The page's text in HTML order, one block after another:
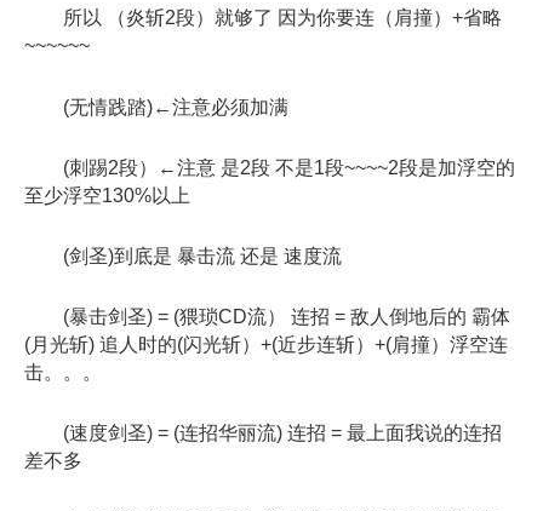
所以 （炎斩2段）就够了 因为你要连（肩撞）+省略
~~~~~~
(无情践踏)←注意必须加满
(刺踢2段）←注意 是2段 不是1段~~~~2段是加浮空的
至少浮空130%以上
(剑圣)到底是 暴击流 还是 速度流
(暴击剑圣) = (猥琐CD流） 连招 = 敌人倒地后的 霸体
(月光斩) 追人时的(闪光斩）+(近步连斩）+(肩撞）浮空连
击。。。
(速度剑圣) = (连招华丽流) 连招 = 最上面我说的连招
差不多